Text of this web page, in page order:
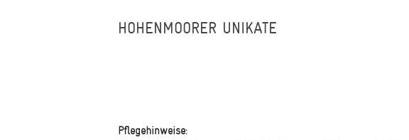
HOHENMOORER UNIKATE
Pflegehinweise: